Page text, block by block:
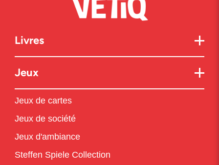
Livres
Jeux
Jeux de cartes
Jeux de société
Jeux d'ambiance
Steffen Spiele Collection